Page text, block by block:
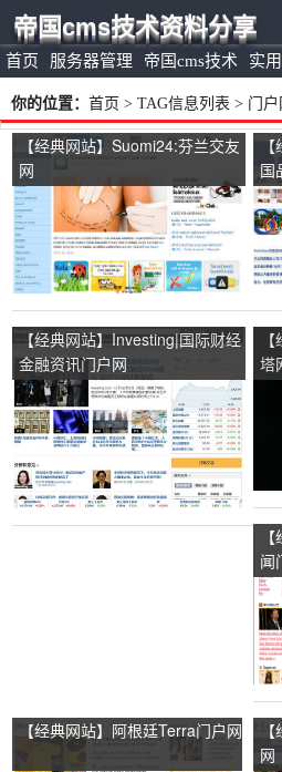
首页 服务器管理 帝国cms技术 实
帝国cms技术资料分享
你的位置： 首页 > TAG信息列表 > 门户
【经典网站】Suomi24:芬兰交友
网
国
【经典网站】Investing|国际财经
金融资讯门户网
塔
闻
【经典网站】阿根廷Terra门户网
网